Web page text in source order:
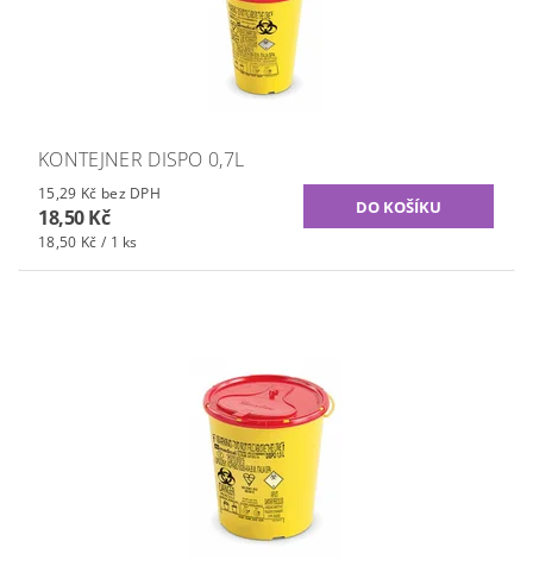
KONTEJNER DISPO 0,7L
15,29 Kč bez DPH
18,50 Kč
18,50 Kč / 1 ks